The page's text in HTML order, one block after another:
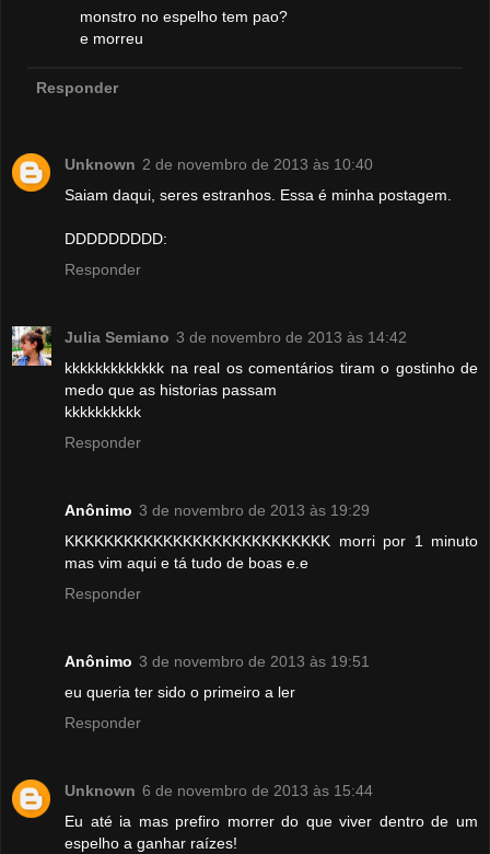
monstro no espelho tem pao?
e morreu
Responder
Unknown 2 de novembro de 2013 às 10:40
Saiam daqui, seres estranhos. Essa é minha postagem.
DDDDDDDDD:
Responder
Julia Semiano 3 de novembro de 2013 às 14:42
kkkkkkkkkkkkk na real os comentários tiram o gostinho de
medo que as historias passam
kkkkkkkkkk
Responder
Anônimo 3 de novembro de 2013 às 19:29
KKKKKKKKKKKKKKKKKKKKKKKKKKK morri por 1 minuto
mas vim aqui e tá tudo de boas e.e
Responder
Anônimo 3 de novembro de 2013 às 19:51
eu queria ter sido o primeiro a ler
Responder
Unknown 6 de novembro de 2013 às 15:44
Eu até ia mas prefiro morrer do que viver dentro de um
espelho a ganhar raízes!